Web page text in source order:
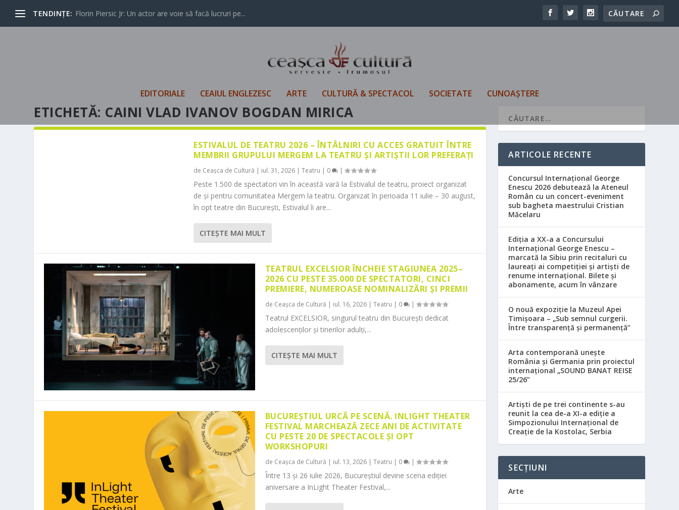
TENDINȚE: Florin Piersic Jr: Un actor are voie să facă lucruri pe...
EDITORIALE CEAIUL ENGLEZESC ARTE CULTURĂ & SPECTACOL SOCIETATE CUNOAȘTERE
ETICHETĂ: CAINI VLAD IVANOV BOGDAN MIRICA
ESTIVALUL DE TEATRU 2026 – ÎNTÂLNIRI CU ACCES GRATUIT ÎNTRE
MEMBRII GRUPULUI MERGEM LA TEATRU ȘI ARTIȘTII LOR PREFERAȚI
de Ceașca de Cultură | iul. 31, 2026 |Teatru | 0 |
Peste 1.500 de spectatori vin în această vară la Estivalul de teatru, proiect organizat
de și pentru comunitatea Mergem la teatru. Organizat în perioada 11 iulie – 30 august,
în opt teatre din București, Estivalul îi are...
CITEŞTE MAI MULT
TEATRUL EXCELSIOR ÎNCHEIE STAGIUNEA 2025–
2026 CU PESTE 35.000 DE SPECTATORI, CINCI
PREMIERE, NUMEROASE NOMINALIZĂRI ȘI PREMII
de Ceașca de Cultură | iul. 16, 2026| Teatru | 0 |
Teatrul EXCELSIOR, singurul teatru din București dedicat
adolescenților și tinerilor adulți,...
CITEŞTE MAI MULT
BUCUREȘTIUL URCĂ PE SCENĂ. INLIGHT THEATER
FESTIVAL MARCHEAZĂ ZECE ANI DE ACTIVITATE
CU PESTE 20 DE SPECTACOLE ȘI OPT
WORKSHOPURI
de Ceașca de Cultură | iul. 13, 2026| Teatru | 0 |
Între 13 și 26 iulie 2026, Bucureștiul devine scena ediției
aniversare a InLight Theater Festival,...
ARTICOLE RECENTE
Concursul Internațional George
Enescu 2026 debutează la Ateneul
Român cu un concert-eveniment
sub bagheta maestrului Cristian
Măcelaru
Ediția a XX-a a Concursului
Internațional George Enescu –
marcată la Sibiu prin recitaluri cu
laureați ai competiției și artiști de
renume internațional. Bilete și
abonamente, acum în vânzare
O nouă expoziție la Muzeul Apei
Timișoara – „Sub semnul curgerii.
Între transparență și permanență”
Arta contemporană unește
România și Germania prin proiectul
internațional „SOUND BANAT REISE
25/26”
Artiști de pe trei continente s-au
reunit la cea de-a XI-a ediție a
Simpozionului Internațional de
Creație de la Kostolac, Serbia
SECȚIUNI
Arte